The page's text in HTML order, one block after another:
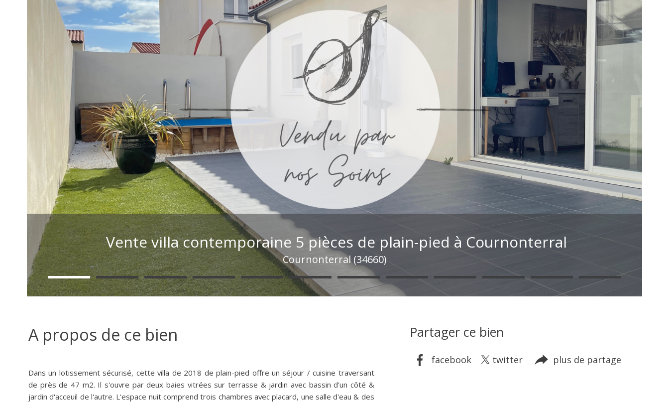
Vente villa contemporaine 5 pièces de plain-pied à Cournonterral
Cournonterral (34660)
A propos de ce bien
Dans un lotissement sécurisé, cette villa de 2018 de plain-pied offre un séjour / cuisine traversant
de près de 47 m2. Il s'ouvre par deux baies vitrées sur terrasse & jardin avec bassin d'un côté &
jardin d'acceuil de l'autre. L'espace nuit comprend trois chambres avec placard, une salle d'eau & des
Partager ce bien
facebook twitter plus de partage